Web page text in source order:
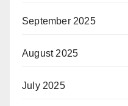
September 2025
August 2025
July 2025